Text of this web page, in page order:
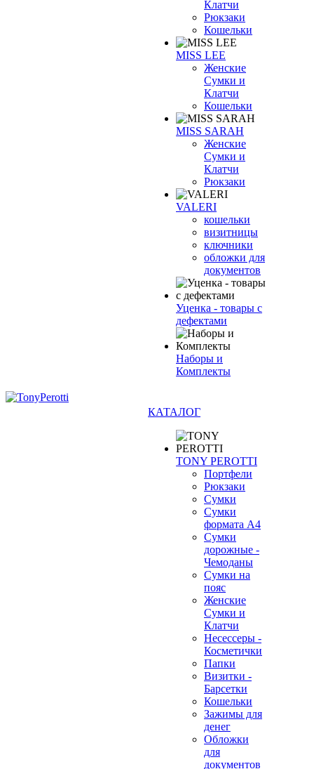
Клатчи
Рюкзаки
Кошельки
MISS LEE
Женские
Сумки и
Клатчи
Кошельки
MISS SARAH
Женские
Сумки и
Клатчи
Рюкзаки
VALERI
кошельки
визитницы
ключники
обложки для
документов
Уценка - товары с
дефектами
Наборы и
Комплекты
КАТАЛОГ
TONY PEROTTI
Портфели
Рюкзаки
Сумки
Сумки
формата А4
Сумки
дорожные -
Чемоданы
Сумки на
пояс
Женские
Сумки и
Клатчи
Несессеры -
Косметички
Папки
Визитки -
Барсетки
Кошельки
Зажимы для
денег
Обложки
для
документов